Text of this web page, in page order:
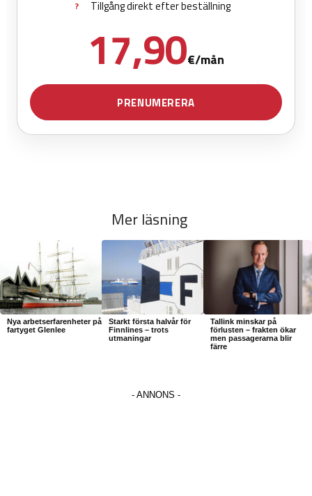
Mer läsning
Nya arbetserfarenheter på
fartyget Glenlee
Starkt första halvår för
Finnlines – trots
utmaningar
Tallink minskar på
förlusten – frakten ökar
men passagerarna blir
färre